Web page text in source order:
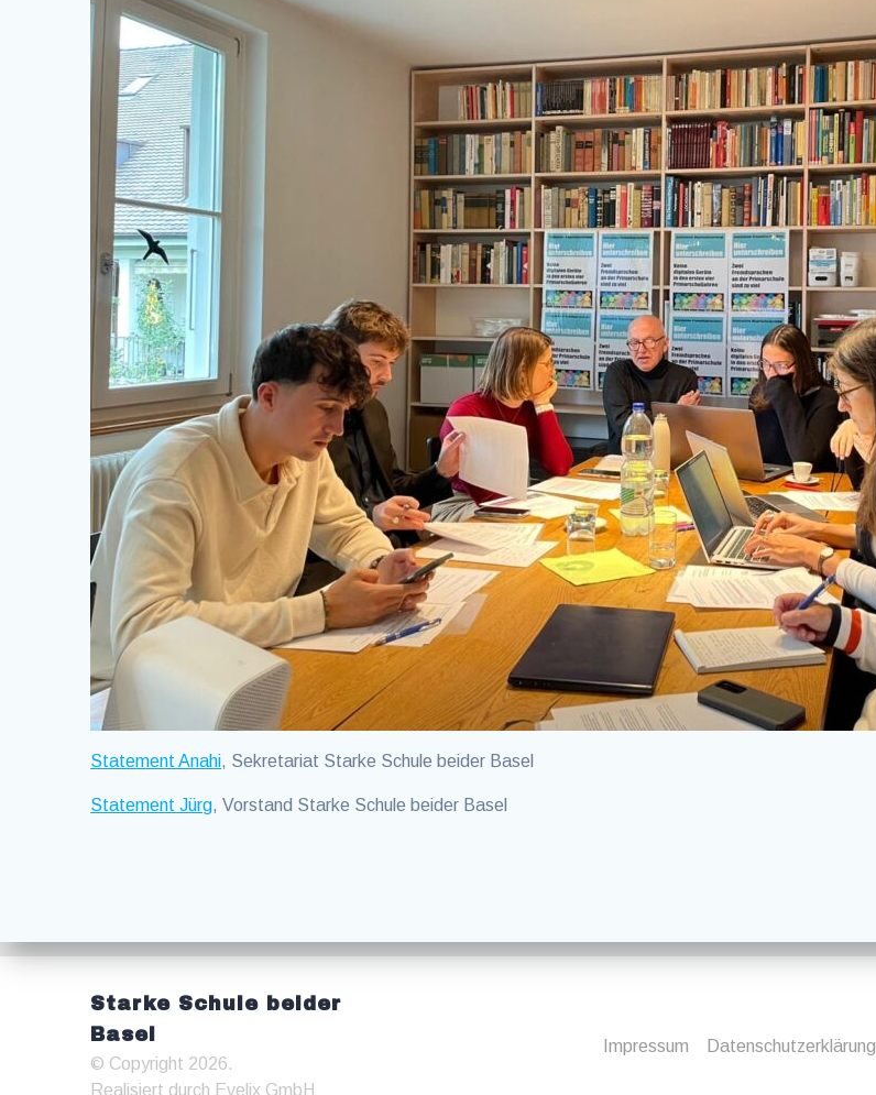
Statement Anahi, Sekretariat Starke Schule beider Basel
Statement Jürg, Vorstand Starke Schule beider Basel
Starke Schule beider
Basel
© Copyright 2026.
Realisiert durch Evelix GmbH
Impressum Datenschutzerklärung